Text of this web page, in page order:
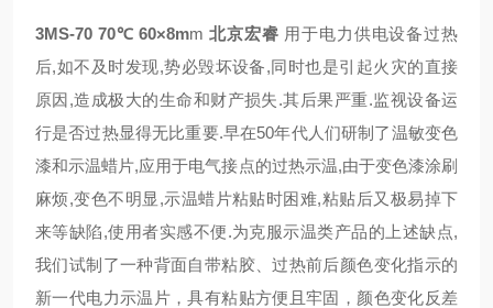
3MS-70 70℃ 60×8mm北京宏睿 用于电力供电设备过热
后,如不及时发现,势必毁坏设备,同时也是引起火灾的直接
原因,造成极大的生命和财产损失.其后果严重.监视设备运
行是否过热显得无比重要.早在50年代人们研制了温敏变色
漆和示温蜡片,应用于电气接点的过热示温,由于变色漆涂刷
麻烦,变色不明显,示温蜡片粘贴时困难,粘贴后又极易掉下
来等缺陷,使用者实感不便.为克服示温类产品的上述缺点,
我们试制了一种背面自带粘胶、过热前后颜色变化指示的
新一代电力示温片，具有粘贴方便且牢固，颜色变化反差